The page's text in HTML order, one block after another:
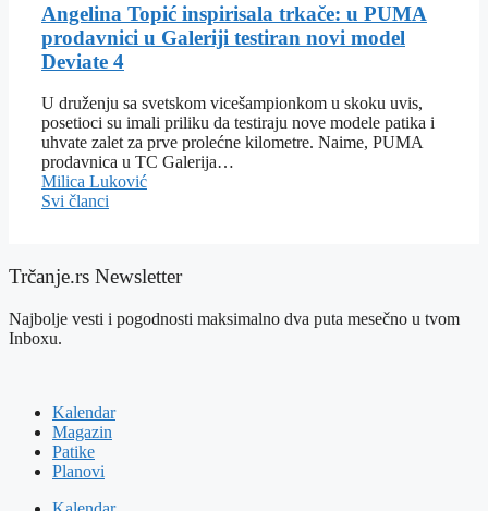
Angelina Topić inspirisala trkače: u PUMA
prodavnici u Galeriji testiran novi model
Deviate 4
U druženju sa svetskom vicešampionkom u skoku uvis,
posetioci su imali priliku da testiraju nove modele patika i
uhvate zalet za prve prolećne kilometre. Naime, PUMA
prodavnica u TC Galerija…
Milica Luković
Svi članci
Trčanje.rs Newsletter
Najbolje vesti i pogodnosti maksimalno dva puta mesečno u tvom
Inboxu.
Kalendar
Magazin
Patike
Planovi